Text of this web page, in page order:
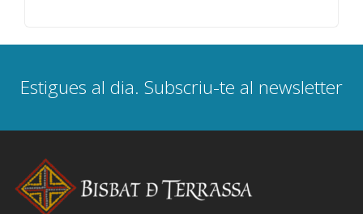
Estigues al dia. Subscriu-te al newsletter